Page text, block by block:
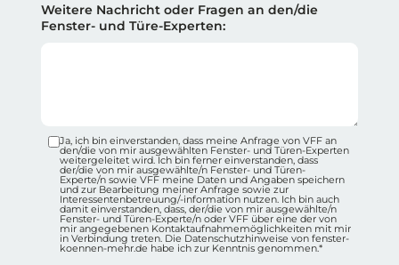
Weitere Nachricht oder Fragen an den/die
Fenster- und Türe-Experten:
Datenschutz-Checkbox Container
Ja, ich bin einverstanden, dass meine Anfrage von VFF an
den/die von mir ausgewählten Fenster- und Türen-Experten
weitergeleitet wird. Ich bin ferner einverstanden, dass
der/die von mir ausgewählte/n Fenster- und Türen-
Experte/n sowie VFF meine Daten und Angaben speichern
und zur Bearbeitung meiner Anfrage sowie zur
Interessentenbetreuung/-information nutzen. Ich bin auch
damit einverstanden, dass, der/die von mir ausgewählte/n
Fenster- und Türen-Experte/n oder VFF über eine der von
mir angegebenen Kontaktaufnahmemöglichkeiten mit mir
in Verbindung treten. Die Datenschutzhinweise von fenster-
koennen-mehr.de habe ich zur Kenntnis genommen.*